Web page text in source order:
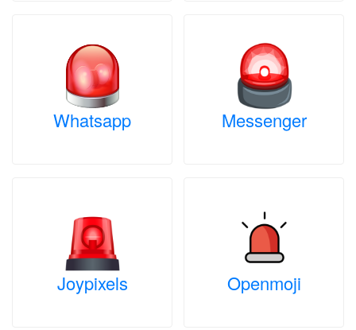
Whatsapp Messenger
Joypixels Openmoji